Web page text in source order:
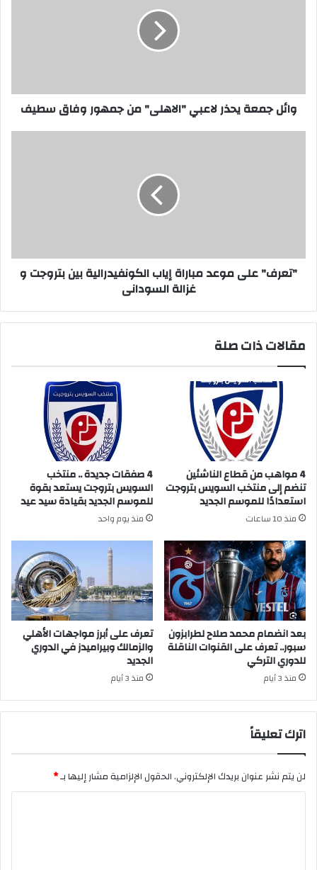
سطيف
وائل جمعة يحذر لاعبي "الاهلى" من جمهور وفاق سطيف
و
غزالة
"تعرف" على موعد مباراة إياب الكونفيدرالية بين بتروجت و
غزالة السودانى
مقالات ذات صلة
4 مواهب من قطاع الناشئين
تنضم إلى منتخب السويس بتروجت
استعدادًا للموسم الجديد
منذ 10 ساعات
4 صفقات جديدة .. منتخب
السويس بتروجت يستعد بقوة
للموسم الجديد بقيادة سيد عيد
منذ يوم واحد
بعد انضمام محمد صلاح لطرابزون
سبور.. تعرف على القنوات الناقلة
للدوري التركي
منذ 3 أيام
تعرف على أبرز مواجهات الأهلي
والزمالك وبيراميدز في الدوري
الجديد
منذ 3 أيام
اترك تعليقاً
لن يتم نشر عنوان بريدك الإلكتروني.الحقول الإلزامية مشار إليها بـ*